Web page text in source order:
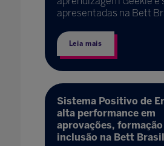
apresentadas na Bett
Leia mais
Sistema Positivo de
alta performance em
aprovações,
inclusão na Bett